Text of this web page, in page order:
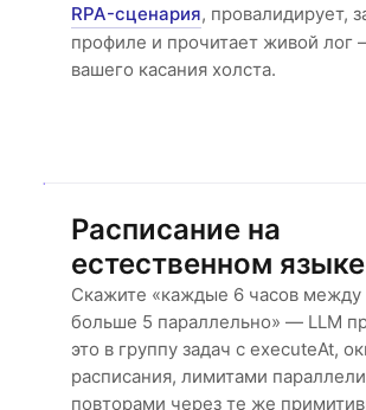
RPA-сценария, провалидирует,
профиле и прочитает живой лог
вашего касания холста.
Расписание на
естественном языке
Скажите «каждые 6 часов между
больше 5 параллельно» — LLM
это в группу задач с executeAt,
расписания, лимитами
повторами через те же